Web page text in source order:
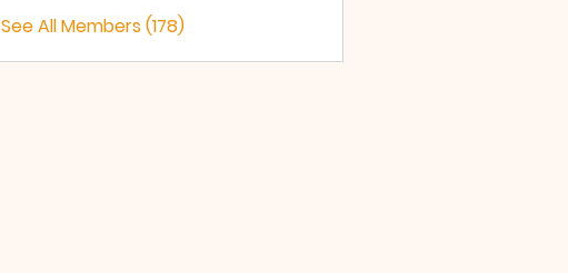
See All Members (178)